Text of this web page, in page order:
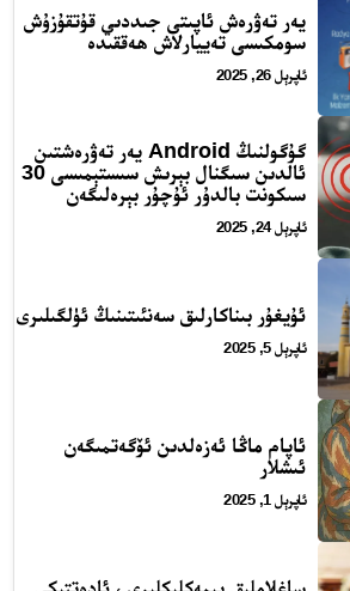
تور بېكىتىمىز
يەر تەۋرەش ئاپىتى جىددىي قۇتقۇزۇش
سومكىسى تەييارلاش ھەققىدە
ئاپرېل 26, 2025
گۇگولنىڭ Android يەر تەۋرەشتىن
ئالدىن سىگنال بېرىش سىستېمىسى 30
سىكونت بالدۇر ئۇچۇر بېرەلىگەن
ئاپرېل 24, 2025
ئۇيغۇر بىناكارلىق سەنئىتىنىڭ ئۈلگىلىرى
ئاپرېل 5, 2025
ئاپام ماڭا ئەزەلدىن ئۆگەتمىگەن
ئىشلار
ئاپرېل 1, 2025